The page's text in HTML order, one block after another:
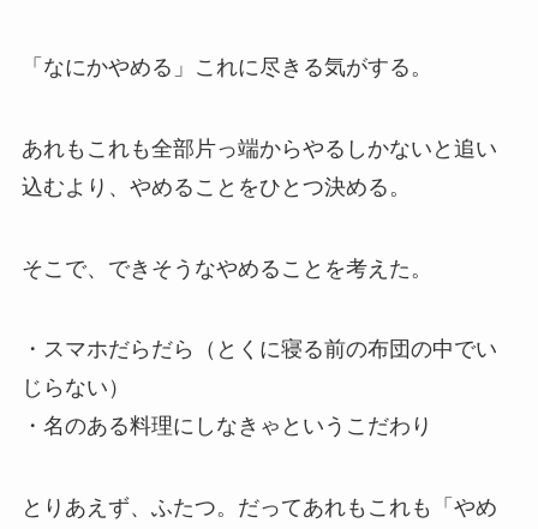
「なにかやめる」これに尽きる気がする。
あれもこれも全部片っ端からやるしかないと追い
込むより、やめることをひとつ決める。
そこで、できそうなやめることを考えた。
・スマホだらだら（とくに寝る前の布団の中でい
じらない）
・名のある料理にしなきゃというこだわり
とりあえず、ふたつ。だってあれもこれも「やめ